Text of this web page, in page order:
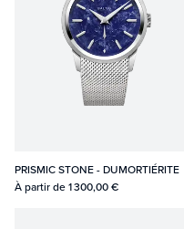
PRISMIC STONE - DUMORTIÉRITE
À partir de1 300,00 €